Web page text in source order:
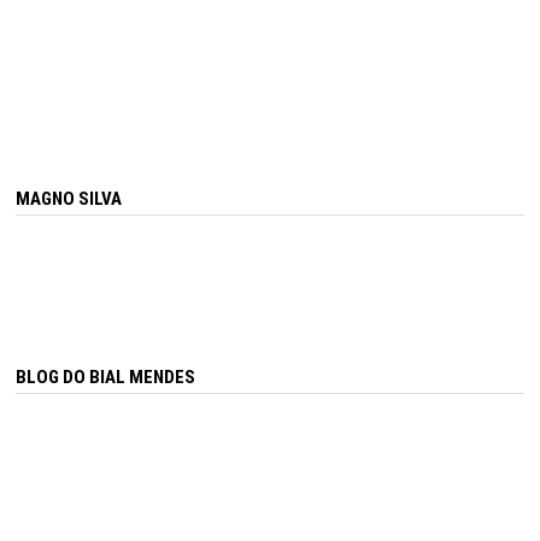
MAGNO SILVA
BLOG DO BIAL MENDES